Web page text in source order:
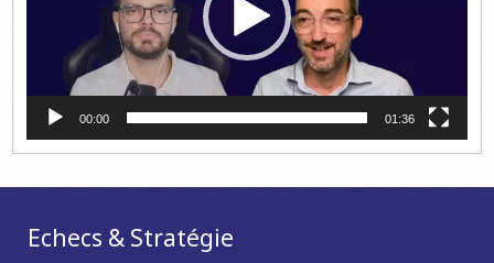
00:00 01:36
Echecs & Stratégie